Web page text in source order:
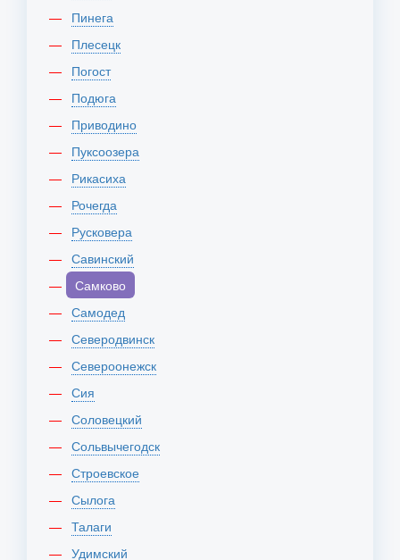
Пинега
Плесецк
Погост
Подюга
Приводино
Пуксоозера
Рикасиха
Рочегда
Русковера
Савинский
Самково
Самодед
Северодвинск
Североонежск
Сия
Соловецкий
Сольвычегодск
Строевское
Сылога
Талаги
Удимский